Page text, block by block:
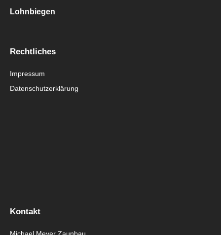
Lohnbiegen
Rechtliches
Impressum
Datenschutzerklärung
Kontakt